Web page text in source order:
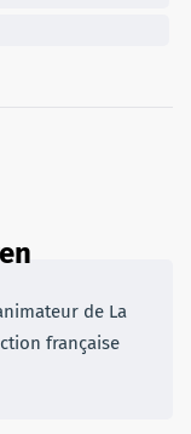
de La
française